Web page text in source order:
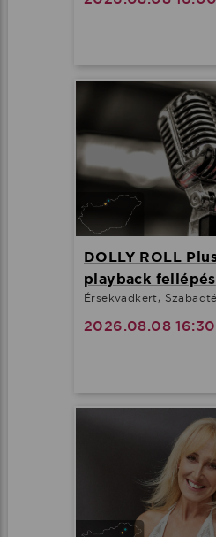
DOLLY ROLL
playback fellépés
Érsekvadkert,
2026.08.08 16:30